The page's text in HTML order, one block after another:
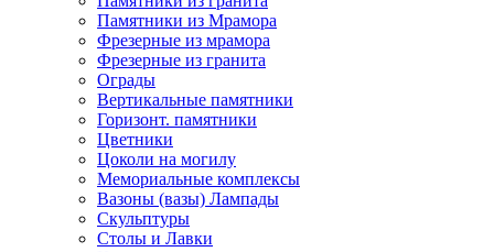
Памятники из Мрамора
Фрезерные из мрамора
Фрезерные из гранита
Ограды
Вертикальные памятники
Горизонт. памятники
Цветники
Цоколи на могилу
Мемориальные комплексы
Вазоны (вазы) Лампады
Скульптуры
Столы и Лавки